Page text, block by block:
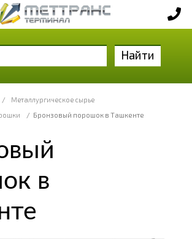
Найти
/
Металлургическое сырье
/ Бронзовый порошок в Ташкенте
в